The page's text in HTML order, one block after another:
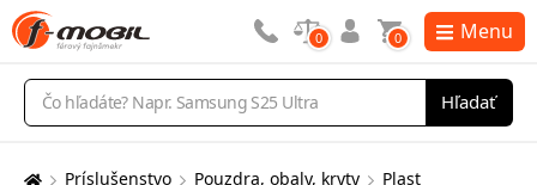
Vyhľadávanie
Hľadať
0 0 Menu
Príslušenstvo Pouzdra, obaly, kryty Plast